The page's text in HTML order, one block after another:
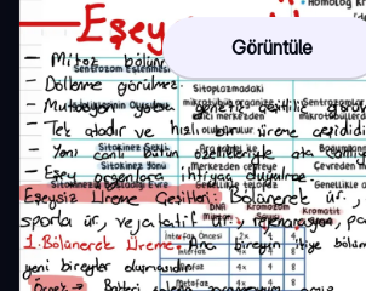
Görüntüle